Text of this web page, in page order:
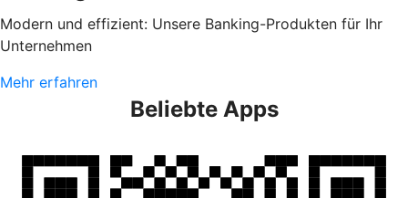
Modern und effizient: Unsere Banking-Produkten für Ihr
Unternehmen
Mehr erfahren
Beliebte Apps